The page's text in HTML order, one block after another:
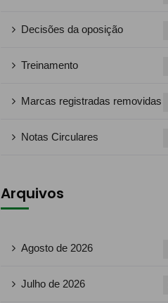
Decisões da oposição
Treinamento
Marcas registradas removidas
Notas Circulares
Arquivos
Agosto de 2026
Julho de 2026